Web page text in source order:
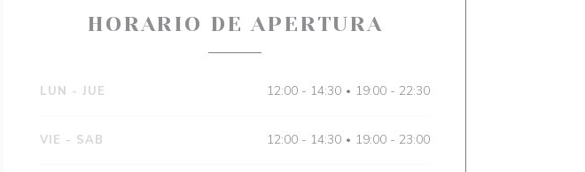
HORARIO DE APERTURA
LUN -JUE 12:00 - 14:30 • 19:00 - 22:30
VIE - SAB 12:00 - 14:30 • 19:00 - 23:00